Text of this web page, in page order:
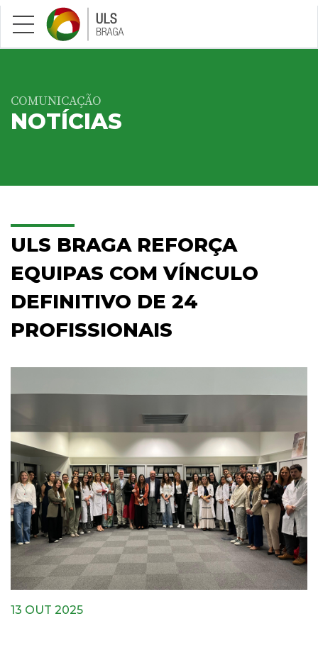
Saltar para conteúdo principal
COMUNICAÇÃO
NOTÍCIAS
ULS BRAGA REFORÇA
EQUIPAS COM VÍNCULO
DEFINITIVO DE 24
PROFISSIONAIS
13 OUT 2025